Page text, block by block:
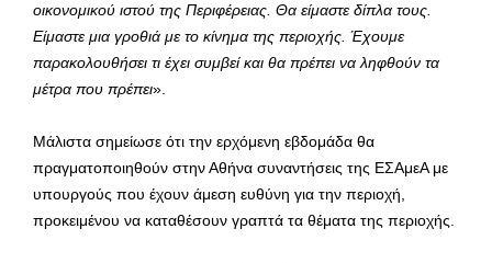
οικονομικού ιστού της Περιφέρειας. Θα είμαστε δίπλα τους.
Είμαστε μια γροθιά με το κίνημα της περιοχής. Έχουμε
παρακολουθήσει τι έχει συμβεί και θα πρέπει να ληφθούν τα
μέτρα που πρέπει».
Μάλιστα σημείωσε ότι την ερχόμενη εβδομάδα θα
πραγματοποιηθούν στην Αθήνα συναντήσεις της ΕΣΑμεΑ με
υπουργούς που έχουν άμεση ευθύνη για την περιοχή,
προκειμένου να καταθέσουν γραπτά τα θέματα της περιοχής.